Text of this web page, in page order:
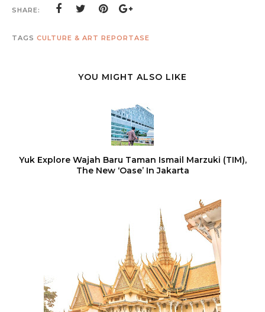
SHARE:
TAGS CULTURE & ART REPORTASE
YOU MIGHT ALSO LIKE
Yuk Explore Wajah Baru Taman Ismail Marzuki (TIM),
The New ‘Oase’ In Jakarta